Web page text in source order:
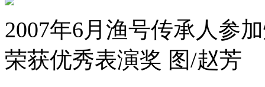
2007年6月渔号传承人参
荣获优秀表演奖 图/赵芳